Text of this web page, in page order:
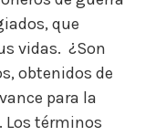
que
vidas. ¿Son
obtenidos de
para la
términos